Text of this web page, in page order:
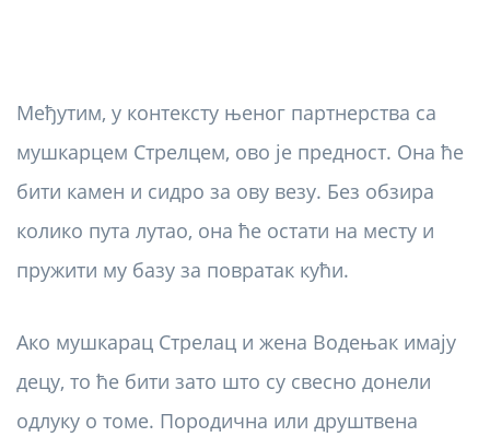
Међутим, у контексту њеног партнерства са
мушкарцем Стрелцем, ово је предност. Она ће
бити камен и сидро за ову везу. Без обзира
колико пута лутао, она ће остати на месту и
пружити му базу за повратак кући.
Ако мушкарац Стрелац и жена Водењак имају
децу, то ће бити зато што су свесно донели
одлуку о томе. Породична или друштвена